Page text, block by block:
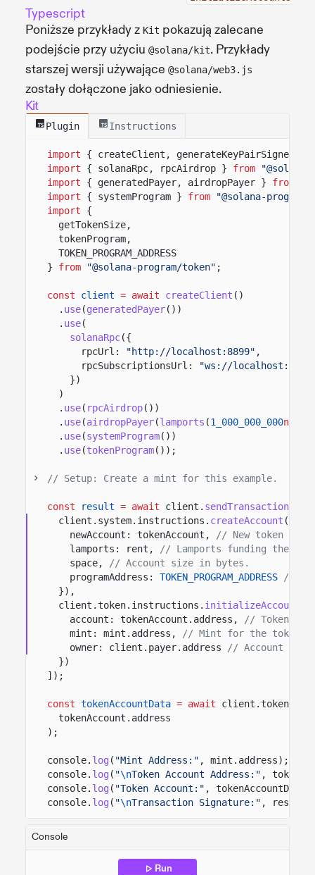
Typescript
Poniższe przykłady z Kit pokazują zalecane
podejście przy użyciu @solana/kit. Przykłady
starszej wersji używające @solana/web3.js
zostały dołączone jako odniesienie.
Kit
Plugin Instructions
import
{ createClient, generateKeyPairSigner,
import
{ solanaRpc, rpcAirdrop } from
import
{ generatedPayer, airdropPayer } from
import
{ systemProgram } from
"@solana-program/
import
{
getTokenSize,
tokenProgram,
TOKEN_PROGRAM_ADDRESS
}
from "@solana-program/token" ;
const client = await createClient ()
. use(generatedPayer())
. use(
solanaRpc({
rpcUrl:
"http://localhost:8899" ,
rpcSubscriptionsUrl:
"ws://
})
)
. use( rpcAirdrop())
. use(airdropPayer(lamports (1_000_000_000n
. use(systemProgram())
. use(tokenProgram()) ;
// Setup: Create a mint for this example.
const result = await client. sendTransaction
client.system.instructions. createAccount ({
newAccount: tokenAccount,
// New token
lamports: rent,
// Lamports funding the
space,
// Account size in bytes.
programAddress:
TOKEN_PROGRAM_ADDRESS
//
}),
client.token.instructions. initializeAccount
account: tokenAccount.address,
// Token
mint: mint.address,
// Mint for the token
owner: client.payer.address
// Account that
})
]);
const tokenAccountData = await
tokenAccount.address
);
console. log ( "Mint Address:" , mint.address);
console. log ( "\nToken Account Address:" ,
console. log ( "Token Account:" ,
console. log ( "\nTransaction Signature:" ,
Console
Run